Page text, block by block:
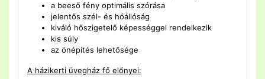
a beeső fény optimális szórása
jelentős szél- és hóállóság
kiváló hőszigetelő képességgel rendelkezik
kis súly
az önépítés lehetősége
A házikerti üvegház fő előnyei: